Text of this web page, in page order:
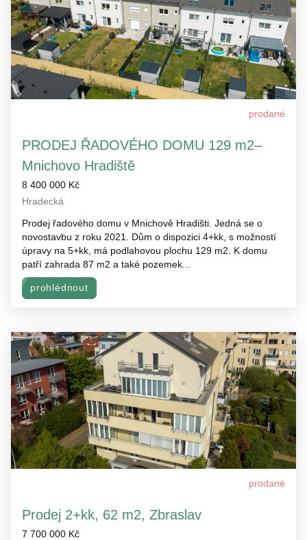
prodané
PRODEJ ŘADOVÉHO DOMU 129 m2–
Mnichovo Hradiště
8 400 000 Kč
Hradecká
Prodej řadového domu v Mnichově Hradišti. Jedná se o
novostavbu z roku 2021. Dům o dispozici 4+kk, s možností
úpravy na 5+kk, má podlahovou plochu 129 m2. K domu
patří zahrada 87 m2 a také pozemek...
prohlédnout
prodané
Prodej 2+kk, 62 m2, Zbraslav
7 700 000 Kč